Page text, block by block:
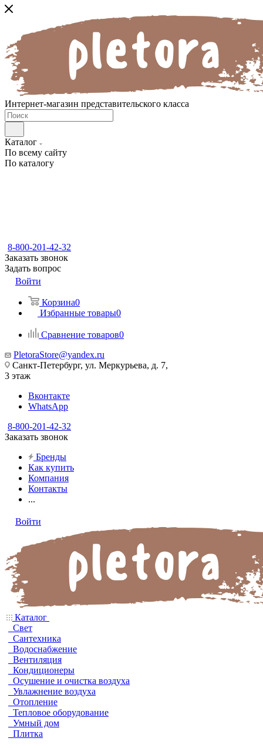
Интернет-магазин представительского класса
Каталог
По всему сайту
По каталогу
8-800-201-42-32
Заказать звонок
Задать вопрос
Войти
Корзина0
Избранные товары0
Сравнение товаров0
PletoraStore@yandex.ru
Санкт-Петербург, ул. Меркурьева, д. 7,
3 этаж
Вконтакте
WhatsApp
8-800-201-42-32
Заказать звонок
Бренды
Как купить
Компания
Контакты
...
Войти
Каталог
Свет
Сантехника
Водоснабжение
Вентиляция
Кондиционеры
Осушение и очистка воздуха
Увлажнение воздуха
Отопление
Тепловое оборудование
Умный дом
Плитка